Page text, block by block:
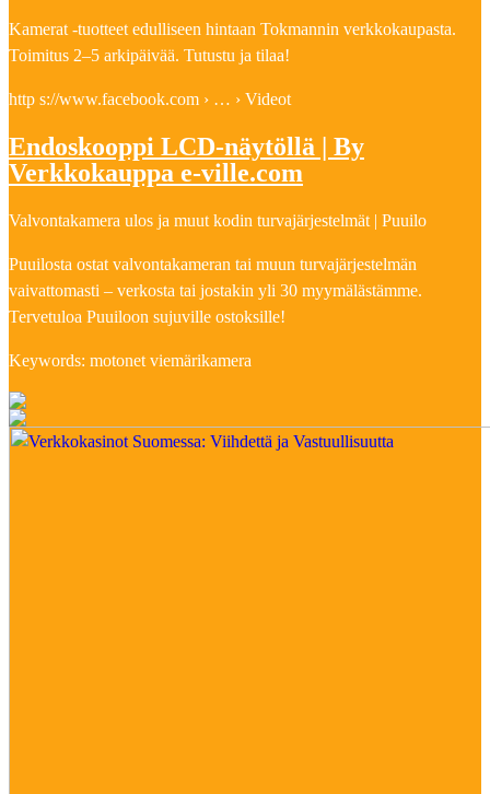
Kamerat -tuotteet edulliseen hintaan Tokmannin verkkokaupasta.
Toimitus 2–5 arkipäivää. Tutustu ja tilaa!
http s://www.facebook.com › … › Videot
Endoskooppi LCD-näytöllä | By
Verkkokauppa e-ville.com
Valvontakamera ulos ja muut kodin turvajärjestelmät | Puuilo
Puuilosta ostat valvontakameran tai muun turvajärjestelmän
vaivattomasti – verkosta tai jostakin yli 30 myymälästämme.
Tervetuloa Puuiloon sujuville ostoksille!
Keywords: motonet viemärikamera